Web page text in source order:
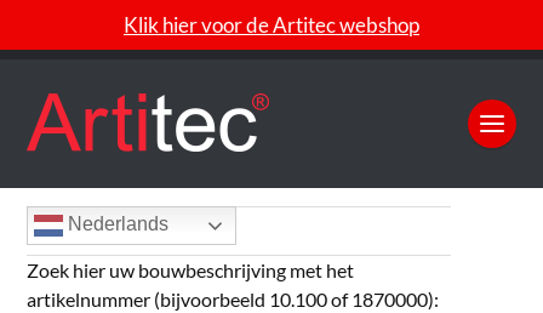
Klik hier voor de Artitec webshop
Nederlands
Zoek hier uw bouwbeschrijving met het
artikelnummer (bijvoorbeeld 10.100 of 1870000):